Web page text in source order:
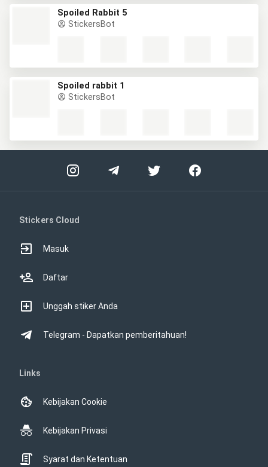
Spoiled Rabbit 5
StickersBot
Spoiled rabbit 1
StickersBot
Stickers Cloud
Masuk
Daftar
Unggah stiker Anda
Telegram - Dapatkan pemberitahuan!
Links
Kebijakan Cookie
Kebijakan Privasi
Syarat dan Ketentuan